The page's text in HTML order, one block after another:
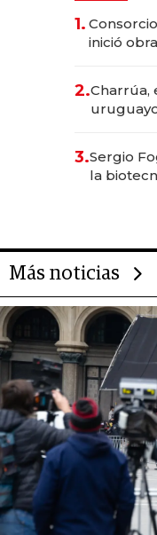
1.
inició
millones
2.Charrúa,
3.Sergio
la
Más noticias